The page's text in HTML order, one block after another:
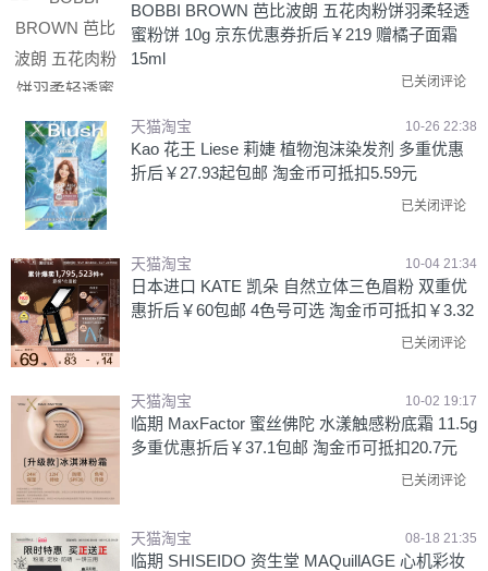
BOBBI BROWN 芭比波朗 五花肉粉饼羽柔轻透
蜜粉饼 10g 京东优惠券折后￥219 赠橘子面霜
15ml
已关闭评论
天猫淘宝 10-26 22:38
Kao 花王 Liese 莉婕 植物泡沫染发剂 多重优惠
折后￥27.93起包邮 淘金币可抵扣5.59元
已关闭评论
天猫淘宝 10-04 21:34
日本进口 KATE 凯朵 自然立体三色眉粉 双重优
惠折后￥60包邮 4色号可选 淘金币可抵扣￥3.32
已关闭评论
天猫淘宝 10-02 19:17
临期 MaxFactor 蜜丝佛陀 水漾触感粉底霜 11.5g
多重优惠折后￥37.1包邮 淘金币可抵扣20.7元
已关闭评论
天猫淘宝 08-18 21:35
临期 SHISEIDO 资生堂 MAQuillAGE 心机彩妆